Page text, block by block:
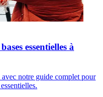
essentielles à
notre guide complet pour